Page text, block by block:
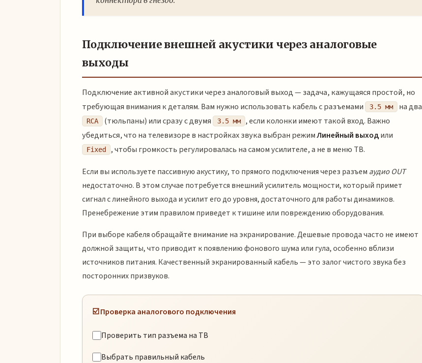
Подключение внешней акустики через аналоговые
выходы
Подключение активной акустики через аналоговый выход — задача, кажущаяся простой, но
требующая внимания к деталям. Вам нужно использовать кабель с разъемами
3.5 мм на два
RCA (тюльпаны) или сразу с двумя 3.5 мм
, если колонки имеют такой вход. Важно
убедиться, что на телевизоре в настройках звука выбран режимЛинейный выходили
Fixed , чтобы громкость регулировалась на самом усилителе, а не в меню ТВ.
Если вы используете пассивную акустику, то прямого подключения через разъем аудио OUT
недостаточно. В этом случае потребуется внешний усилитель мощности, который примет
сигнал с линейного выхода и усилит его до уровня, достаточного для работы динамиков.
Пренебрежение этим правилом приведет к тишине или повреждению оборудования.
При выборе кабеля обращайте внимание на экранирование. Дешевые провода часто не имеют
должной защиты, что приводит к появлению фонового шума или гула, особенно вблизи
источников питания. Качественный экранированный кабель — это залог чистого звука без
посторонних призвуков.
☑️ Проверка аналогового подключения
Проверить тип разъема на ТВ
Выбрать правильный кабель